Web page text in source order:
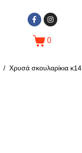
0
Χρυσά σκουλαρίκια κ14